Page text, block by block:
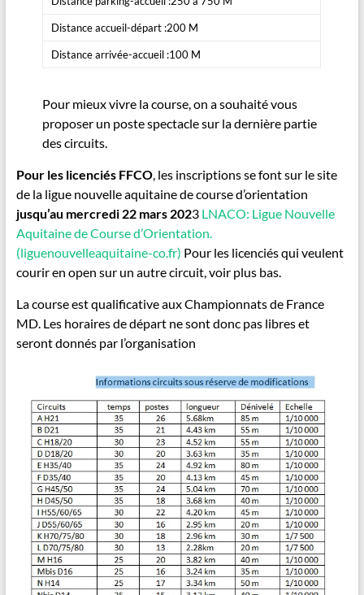
Distance accueil-départ :200 M
Distance arrivée-accueil :100 M
Pour mieux vivre la course, on a souhaité vous
proposer un poste spectacle sur la dernière partie
des circuits.
Pour les licenciés FFCO, les inscriptions se font sur le site
de la ligue nouvelle aquitaine de course d’orientation
jusqu’au mercredi 22 mars 2023 LNACO: Ligue Nouvelle
Aquitaine de Course d’Orientation.
(liguenouvelleaquitaine-co.fr) Pour les licenciés qui veulent
courir en open sur un autre circuit, voir plus bas.
La course est qualificative aux Championnats de France
MD. Les horaires de départ ne sont donc pas libres et
seront donnés par l’organisation